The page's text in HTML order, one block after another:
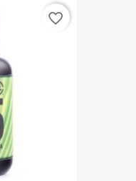
favorite_border